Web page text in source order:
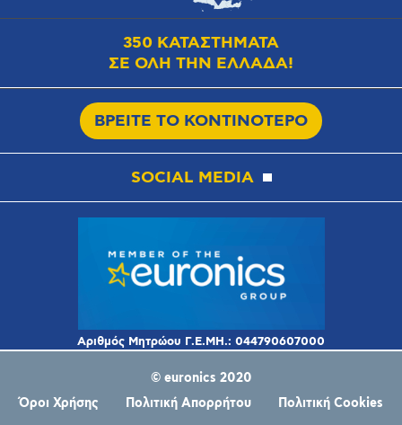
350 ΚΑΤΑΣΤΗΜΑΤΑ
ΣΕ ΟΛΗ ΤΗΝ ΕΛΛΑΔΑ!
ΒΡΕΙΤΕ ΤΟ ΚΟΝΤΙΝΟΤΕΡΟ
SOCIAL MEDIA
© euronics 2020
Όροι Χρήσης
Πολιτική Απορρήτου Πολιτική Cookies